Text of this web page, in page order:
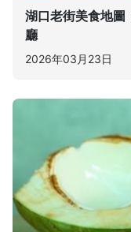
湖口老街美食地圖
廳
2026年03月23日